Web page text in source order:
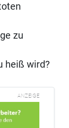
zu
heiß wird?
ANZEIGE